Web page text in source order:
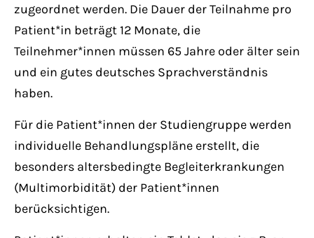
zugeordnet werden. Die Dauer der Teilnahme pro
Patient*in beträgt 12 Monate, die
Teilnehmer*innen müssen 65 Jahre oder älter sein
und ein gutes deutsches Sprachverständnis
haben.
Für die Patient*innen der Studiengruppe werden
individuelle Behandlungspläne erstellt, die
besonders altersbedingte Begleiterkrankungen
(Multimorbidität) der Patient*innen
berücksichtigen.